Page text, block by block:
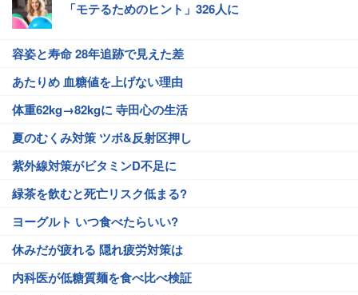
「モテるためのヒント」326人に
容姿と寿命 28年追跡で見えた差
あたりめ 血糖値を上げない理由
体重62kg→82kgに 寺田心の生活
夏のむくみ対策 ツボ&反射区押し
紫外線対策がビタミンD不足に
緑茶を飲むと死亡リスク低まる?
ヨーグルト いつ食べたらいい?
休みだが疲れる 隠れ疲労対策は
内科医が低糖質麺を食べ比べ検証